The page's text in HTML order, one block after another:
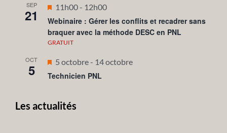
SEP
21
Mis
en
avant
11h00- 12h00
Webinaire : Gérer les conflits et recadrer sans
braquer avec la méthode DESC en PNL
GRATUIT
OCT
5
Mis
en
5 octobre- 14 octobre
Technicien PNL
Les actualités